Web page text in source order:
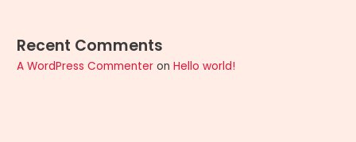
Recent Comments
A WordPress Commenter onHello world!